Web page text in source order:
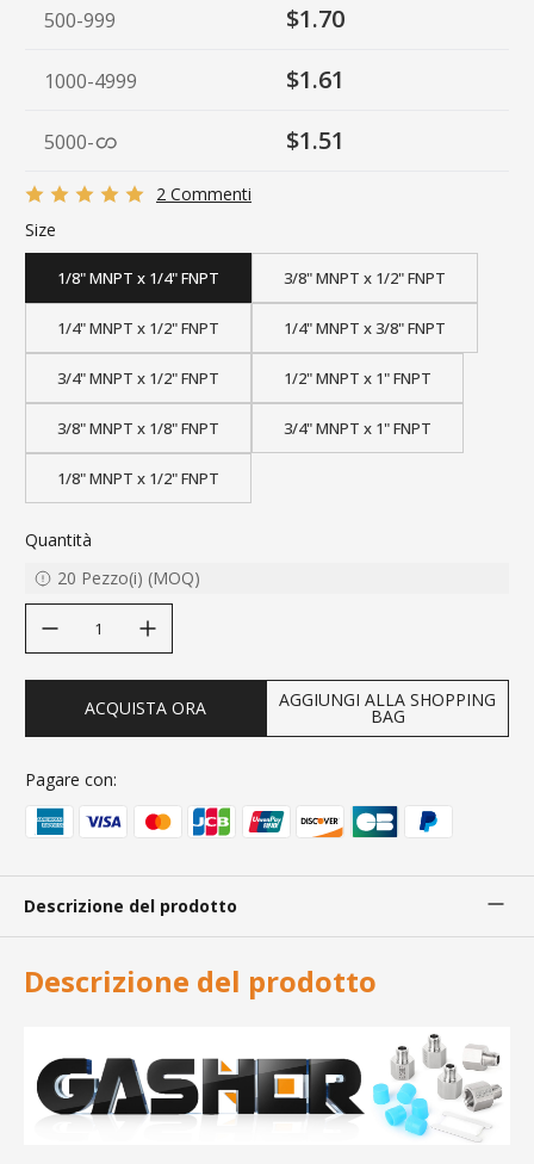
500-999 $1.70
1000-4999 $1.61
5000- $1.51
2 Commenti
Size
1/8" MNPT x 1/4" FNPT 3/8" MNPT x 1/2" FNPT
1/4" MNPT x 1/2" FNPT 1/4" MNPT x 3/8" FNPT
3/4" MNPT x 1/2" FNPT 1/2" MNPT x 1" FNPT
3/8" MNPT x 1/8" FNPT 3/4" MNPT x 1" FNPT
1/8" MNPT x 1/2" FNPT
Quantità
20 Pezzo(i) (MOQ)
ACQUISTA ORA AGGIUNGI ALLA SHOPPING
BAG
Pagare con:
Descrizione del prodotto
Descrizione del prodotto